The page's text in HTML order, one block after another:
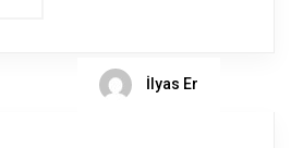
İlyas Er